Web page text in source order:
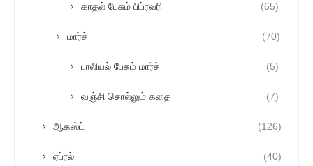
காதல் பேசும் பிப்ரவரி (65)
மார்ச் (70)
பாலியல் பேசும் மார்ச் (5)
வஞ்சி சொல்லும் கதை (7)
ஆகஸ்ட் (126)
ஏப்ரல் (40)